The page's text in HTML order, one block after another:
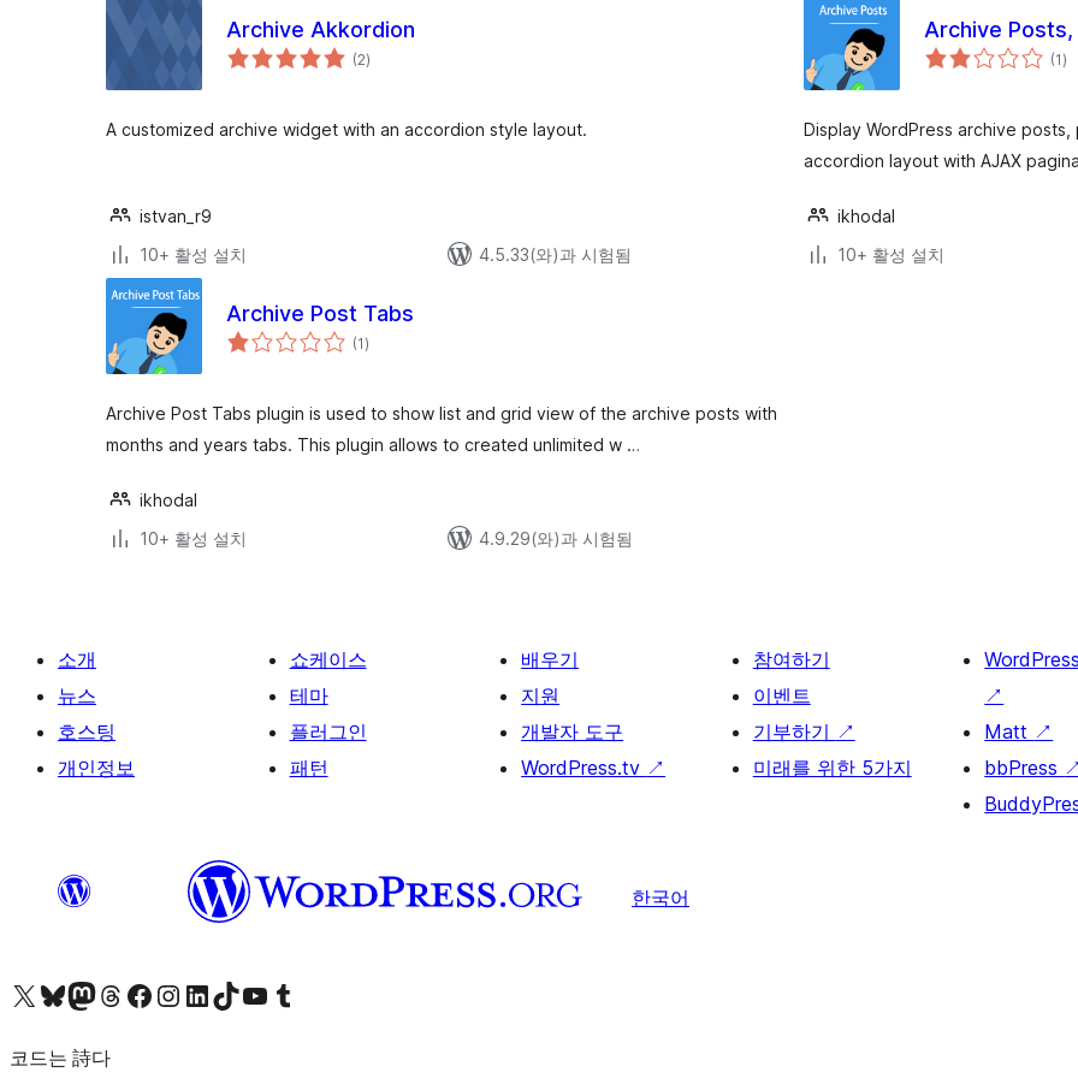
Archive Akkordion
(2전
체)
A customized archive widget with an accordion style layout.
istvan_r9
10+ 활성 설치
4.5.33(와)과 시험됨
Archive
(1전
체)
Display WordPress archive
accordion layout with AJAX
ikhodal
10+ 활성 설치
Archive Post Tabs
(1전
체)
Archive Post Tabs plugin is used to show list and grid view of the archive posts with
months and years tabs. This plugin allows to created unlimited w …
ikhodal
10+ 활성 설치
4.9.29(와)과 시험됨
소개
뉴스
호스팅
개인정보
쇼케이스
테마
플러그인
패턴
배우기
지원
개발자 도구
WordPress.tv ↗
참여하기
이벤트
기부하기 ↗
미래를 위한 5가지
↗
Matt ↗
bbPress ↗
한국어
X(이전 트위터) 계정 방문하기블루스카이 계정 방문하기마스토돈 계정 방문하기스레드 계정 방문하기 페이스북 페이지 방문하기인스타그램 계정 방문하기 LinkedIn 계정 방문하기틱톡 계정 방문하기유튜브 채널 방문하기 텀블러 계정 방문하기
코드는 詩다